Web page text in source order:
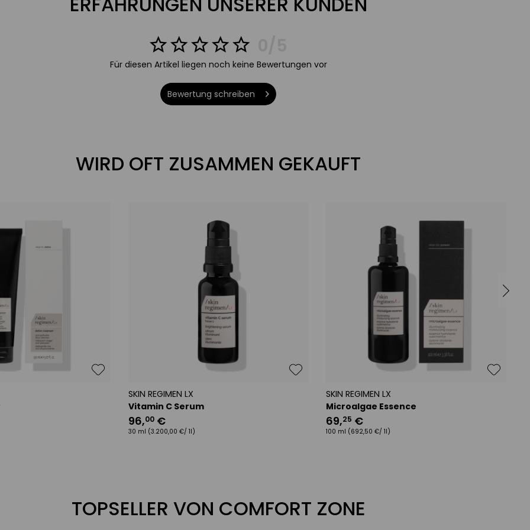
Für diesen Artikel liegen noch keine Bewertungen vor
Bewertung schreiben
WIRD OFT ZUSAMMEN GEKAUFT
SKIN REGIMEN LX
Vitamin C Serum
96,00 €
30 ml (3.200,00 €/ 1l)
SKIN REGIMEN LX
Microalgae Essence
69,25 €
100 ml (692,50 €/ 1l)
TOPSELLER VON COMFORT ZONE